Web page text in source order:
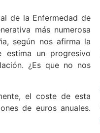
de la Enfermedad de
más numerosa
según nos afirma la
estima un progresivo
¿Es que no nos
el coste de esta
de euros anuales.